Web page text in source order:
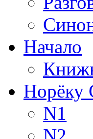
Начало
Норёку
N1